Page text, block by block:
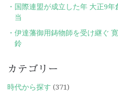
国際連盟が成立した年 大正9
当
伊達藩御用鋳物師を受け継ぐ
鈴
カテゴリー
時代から探す (371)